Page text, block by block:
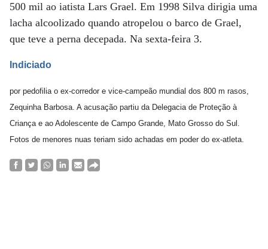
500 mil ao iatista Lars Grael. Em 1998 Silva dirigia uma
lacha alcoolizado quando atropelou o barco de Grael,
que teve a perna decepada. Na sexta-feira 3.
Indiciado
por pedofilia o ex-corredor e vice-campeão mundial dos 800 m rasos,
Zequinha Barbosa. A acusação partiu da Delegacia de Proteção à
Criança e ao Adolescente de Campo Grande, Mato Grosso do Sul.
Fotos de menores nuas teriam sido achadas em poder do ex-atleta.